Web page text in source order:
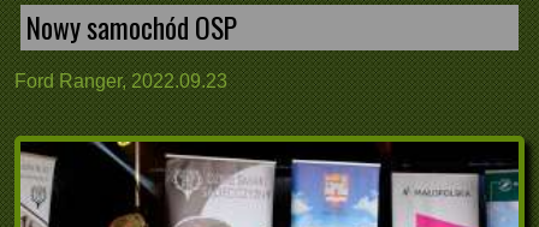
Nowy samochód OSP
Ford Ranger, 2022.09.23